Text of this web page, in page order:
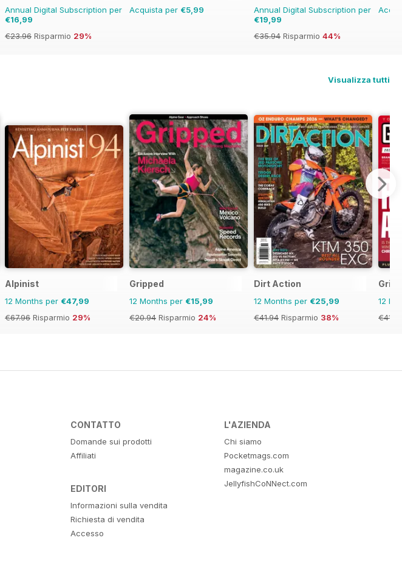
Annual Digital Subscription per
€16,99
€23.96 Risparmio 29%
Acquista per €5,99
Annual Digital Subscription per
€19,99
€35.94 Risparmio 44%
Visualizza tutti
Alpinist
12 Months per €47,99
€67.96 Risparmio 29%
Gripped
12 Months per €15,99
€20.94 Risparmio 24%
Dirt Action
12 Months per €25,99
€41.94 Risparmio 38%
12
CONTATTO
Domande sui prodotti
Affiliati
EDITORI
Informazioni sulla vendita
Richiesta di vendita
Accesso
L'AZIENDA
Chi siamo
Pocketmags.com
magazine.co.uk
JellyfishCoNNect.com